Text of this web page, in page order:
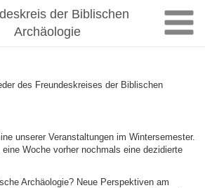
der Biblischen
Archäologie
des Freundeskreises der Biblischen
unserer Veranstaltungen im Wintersemester.
Woche vorher nochmals eine dezidierte
Archäologie? Neue Perspektiven am